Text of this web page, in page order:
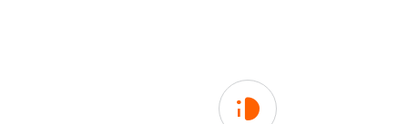
brilho_nos_olhos